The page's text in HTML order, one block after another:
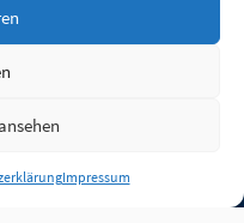
Impressum
Quellen